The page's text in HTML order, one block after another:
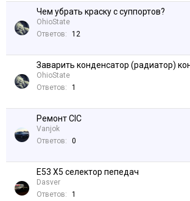
Чем убрать краску с суппортов?
OhioState
Ответов:
12
Заварить конденсатор (радиатор)
OhioState
Ответов:
1
Ремонт CIC
Vanjok
Ответов:
0
E53 X5 селектор пепедач
Dasver
Ответов:
1